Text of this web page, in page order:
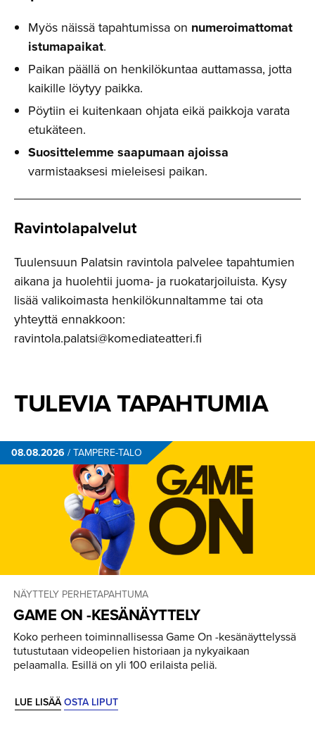
Myös näissä tapahtumissa on numeroimattomat
istumapaikat.
Paikan päällä on henkilökuntaa auttamassa, jotta
kaikille löytyy paikka.
Pöytiin ei kuitenkaan ohjata eikä paikkoja varata
etukäteen.
Suosittelemme saapumaan ajoissa
varmistaaksesi mieleisesi paikan.
Ravintola­palvelut
Tuulensuun Palatsin ravintola palvelee tapahtumien
aikana ja huolehtii juoma- ja ruokatarjoiluista. Kysy
lisää valikoimasta henkilökunnaltamme tai ota
yhteyttä ennakkoon:
ravintola.palatsi@komediateatteri.fi
TULEVIA TAPAHTUMIA
08.08.2026 /TAMPERE-TALO
NÄYTTELY PERHETAPAHTUMA
GAME ON -KESÄNÄYTTELY
Koko perheen toiminnallisessa Game On -kesänäyttelyssä
tutustutaan videopelien historiaan ja nykyaikaan
pelaamalla. Esillä on yli 100 erilaista peliä.
LUE LISÄÄOSTA LIPUT